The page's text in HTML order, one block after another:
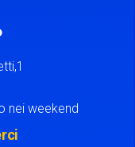
nei weekend